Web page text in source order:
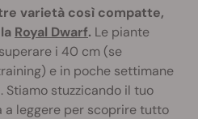
varietà così compatte,
Royal Dwarf. Le piante
i 40 cm (se
e in poche settimane
stuzzicando il tuo
a leggere per scoprire tutto